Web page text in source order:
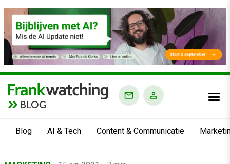
BLOG
Blog AI & Tech Content & Communicatie